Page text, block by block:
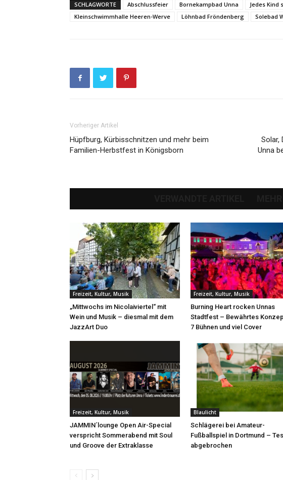
SCHLAGWORTE Abschlussfeier Bornekampbad Unna
Jedes Kind
Kleinschwimmhalle Heeren-Werve
Löhnbad Fröndenberg Solebad
Vorheriger Artikel
Hüpfburg, Kürbisschnitzen und mehr beim
Familien-Herbstfest in Königsborn
Solar,
Unna
Freizeit, Kultur, Musik
„Mittwochs im Nicolaiviertel“ mit
Wein und Musik – diesmal mit dem
JazzArt Duo
Freizeit, Kultur, Musik
Burning Heart rocken Unnas
Stadtfest – Bewährtes
7 Bühnen und viel Cover
Freizeit, Kultur, Musik
JAMMIN´lounge Open Air-Special
verspricht Sommerabend mit Soul
und Groove der Extraklasse
Blaulicht
Schlägerei bei Amateur-
Fußballspiel in Dortmund –
abgebrochen